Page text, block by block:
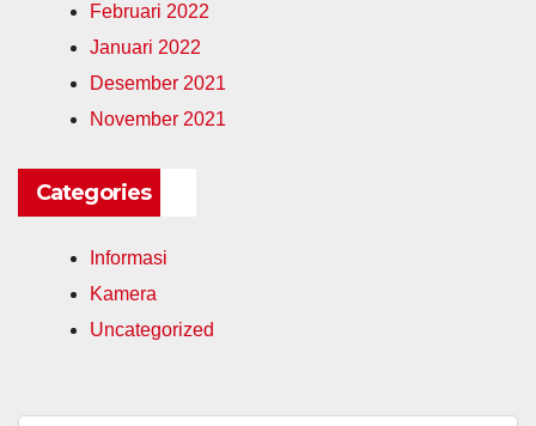
Februari 2022
Januari 2022
Desember 2021
November 2021
Categories
Informasi
Kamera
Uncategorized